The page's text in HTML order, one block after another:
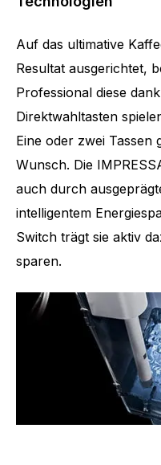
Auf das ultimative
Resultat ausgerichtet,
Professional diese
Direktwahltasten
Eine oder zwei Tassen
Wunsch. Die
auch durch
intelligentem
Switch trägt sie aktiv
sparen.